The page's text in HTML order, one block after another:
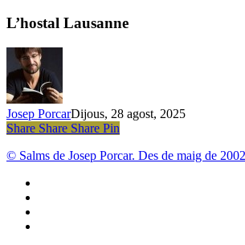
L’hostal Lausanne
Josep PorcarDijous, 28 agost, 2025
Share
Share Share Share Pin
© Salms de Josep Porcar. Des de maig de